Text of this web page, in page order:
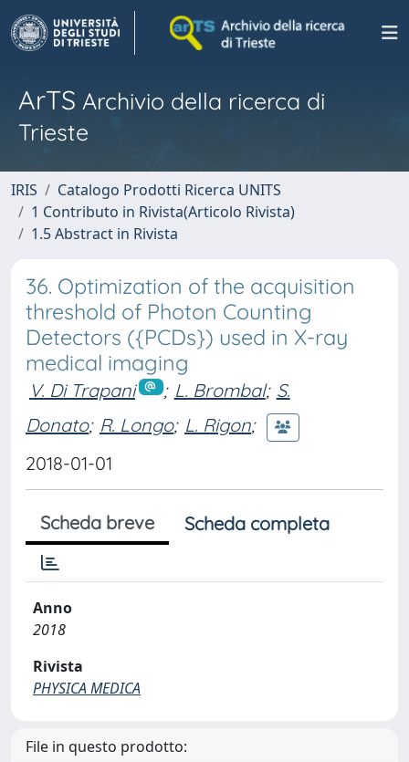
ArTS Archivio della ricerca di
Trieste
IRIS
Catalogo Prodotti Ricerca UNITS
1 Contributo in Rivista(Articolo Rivista)
1.5 Abstract in Rivista
36. Optimization of the acquisition
threshold of Photon Counting
Detectors ({PCDs}) used in X-ray
medical imaging
V. Di Trapani ; L. Brombal; S.
Donato; R. Longo; L. Rigon;
2018-01-01
Scheda breve Scheda completa
Anno
2018
Rivista
PHYSICA MEDICA
File in questo prodotto: